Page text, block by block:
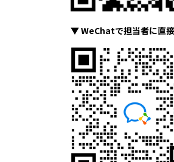
▼ WeChatで担当者に直